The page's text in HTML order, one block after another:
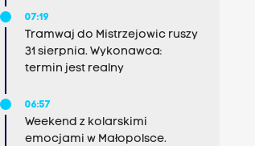
07:19
Tramwaj do Mistrzejowic ruszy
31 sierpnia. Wykonawca:
termin jest realny
06:57
Weekend z kolarskimi
emocjami w Małopolsce.